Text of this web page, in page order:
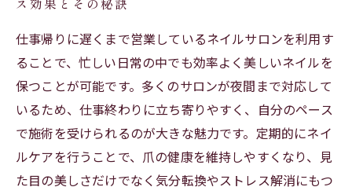
仕事帰りに遅くまで営業しているネイルサロンを利用す
ることで、忙しい日常の中でも効率よく美しいネイルを
保つことが可能です。多くのサロンが夜間まで対応して
いるため、仕事終わりに立ち寄りやすく、自分のペース
で施術を受けられるのが大きな魅力です。定期的にネイ
ルケアを行うことで、爪の健康を維持しやすくなり、見
た目の美しさだけでなく気分転換やストレス解消にもつ